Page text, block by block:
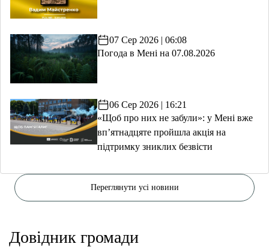
07 Сер 2026 | 06:08
Погода в Мені на 07.08.2026
06 Сер 2026 | 16:21
«Щоб про них не забули»: у Мені вже
вп’ятнадцяте пройшла акція на
підтримку зниклих безвісти
Переглянути усі новини
Довідник громади